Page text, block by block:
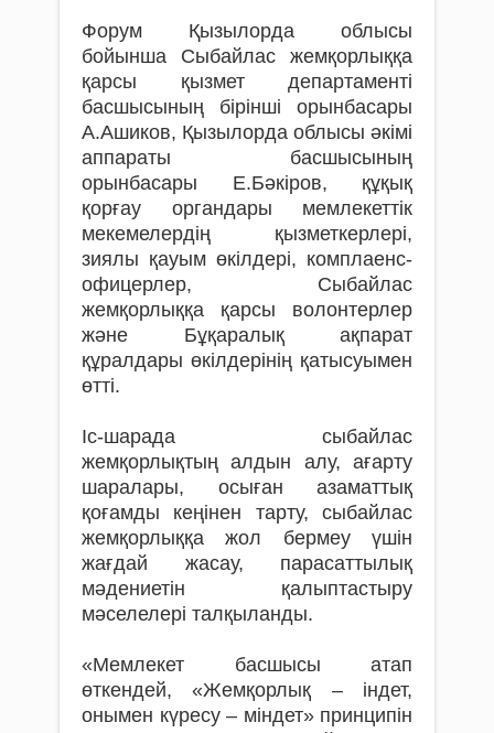
Форум Қызылорда облысы
бойынша Сыбайлас жемқорлыққа
қарсы қызмет департаменті
басшысының бірінші орынбасары
А.Ашиков, Қызылорда облысы әкімі
аппараты басшысының
орынбасары Е.Бәкіров, құқық
қорғау органдары мемлекеттік
мекемелердің қызметкерлері,
зиялы қауым өкілдері, комплаенс-
офицерлер, Сыбайлас
жемқорлыққа қарсы волонтерлер
және Бұқаралық ақпарат
құралдары өкілдерінің қатысуымен
өтті.
Іс-шарада сыбайлас
жемқорлықтың алдын алу, ағарту
шаралары, осыған азаматтық
қоғамды кеңінен тарту, сыбайлас
жемқорлыққа жол бермеу үшін
жағдай жасау, парасаттылық
мәдениетін қалыптастыру
мәселелері талқыланды.
«Мемлекет басшысы атап
өткендей, «Жемқорлық – індет,
онымен күресу – міндет» принципін